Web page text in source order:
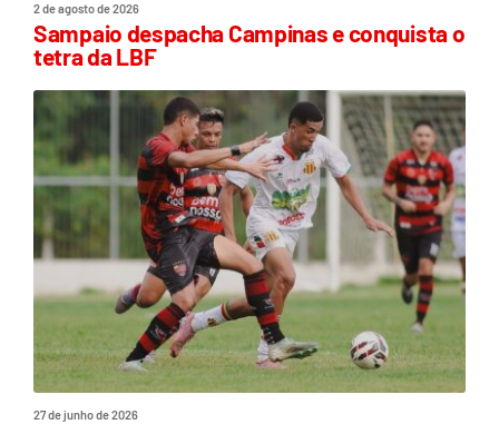
2 de agosto de 2026
Sampaio despacha Campinas e conquista o
tetra da LBF
27 de junho de 2026